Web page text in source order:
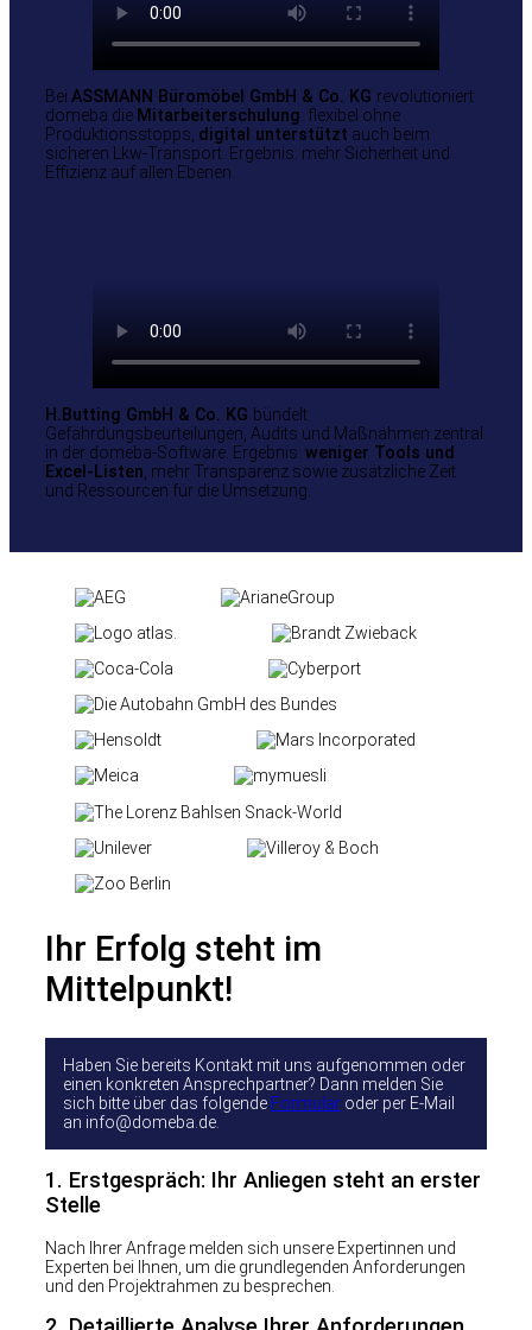
Bei ASSMANN Büromöbel GmbH & Co. KG revolutioniert
domeba die Mitarbeiterschulung: flexibel ohne
Produktionsstopps, digital unterstützt auch beim
sicheren Lkw-Transport. Ergebnis: mehr Sicherheit und
Effizienz auf allen Ebenen.
H.Butting GmbH & Co. KG bündelt
Gefährdungsbeurteilungen, Audits und Maßnahmen zentral
in der domeba-Software. Ergebnis: weniger Tools und
Excel-Listen, mehr Transparenz sowie zusätzliche Zeit
und Ressourcen für die Umsetzung.
Ihr Erfolg steht im
Mittelpunkt!
Haben Sie bereits Kontakt mit uns aufgenommen oder
einen konkreten Ansprechpartner? Dann melden Sie
sich bitte über das folgende Formular oder per E-Mail
an info@domeba.de.
1. Erstgespräch: Ihr Anliegen steht an erster
Stelle
Nach Ihrer Anfrage melden sich unsere Expertinnen und
Experten bei Ihnen, um die grundlegenden Anforderungen
und den Projektrahmen zu besprechen.